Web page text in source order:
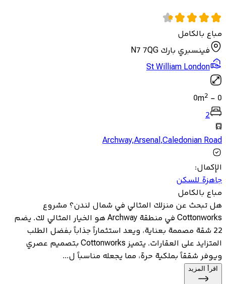
مباع بالكامل
فينسبري بارك N7 7QG
St William London
0
-
0m2
2
Archway,Arsenal,Caledonian Road
الإكمال:
جاهزة للسكن
مباع بالكامل
هل تبحث عن منزلك المثالي في شمال لندن؟ مشروع
Cottonworks في منطقة Archway هو الخيار المثالي لك. يضم
22 شقة مصممة بعناية، ويعد استثماراً جذاباً بفضل الطلب
المتزايد على العقارات. يتميز Cottonworks بتصميم عصري
ويوفر شققاً بملكية حرة، مما يجعله مناسباً ل...
اقرأ المزيد